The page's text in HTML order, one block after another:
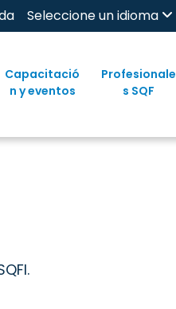
Seleccione un idioma
Capacitació
n y eventos
Profesionale
s SQF